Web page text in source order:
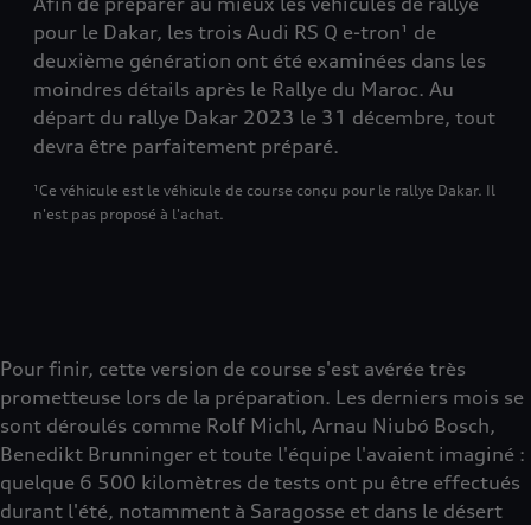
pour le Dakar, les trois Audi RS Q e-tron¹ de
deuxième génération ont été examinées dans les
moindres détails après le Rallye du Maroc. Au
départ du rallye Dakar 2023 le 31 décembre, tout
devra être parfaitement préparé.
¹Ce véhicule est le véhicule de course conçu pour le rallye Dakar. Il
n'est pas proposé à l'achat.
Pour finir, cette version de course s'est avérée très
prometteuse lors de la préparation. Les derniers mois se
sont déroulés comme Rolf Michl, Arnau Niubó Bosch,
Benedikt Brunninger et toute l'équipe l'avaient imaginé :
quelque 6 500 kilomètres de tests ont pu être effectués
durant l'été, notamment à Saragosse et dans le désert